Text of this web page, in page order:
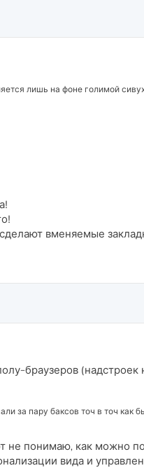
лишь на фоне голимой
вменяемые
браузеров
за пару баксов точ в точ как
понимаю, как можно
вида и